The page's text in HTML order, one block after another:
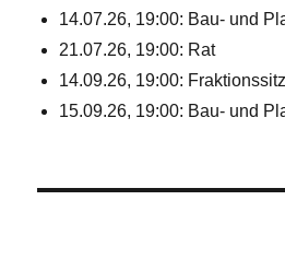
14.07.26, 19:00: Bau- und
21.07.26, 19:00: Rat
14.09.26, 19:00:
15.09.26, 19:00: Bau- und